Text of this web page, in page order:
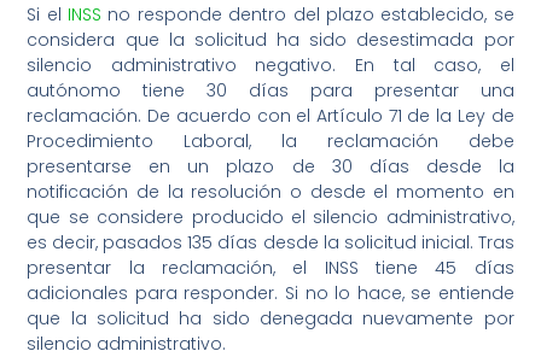
Si el INSS no responde dentro del plazo establecido, se
considera que la solicitud ha sido desestimada por
silencio administrativo negativo. En tal caso, el
autónomo tiene 30 días para presentar una
reclamación. De acuerdo con el Artículo 71 de la Ley de
Procedimiento Laboral, la reclamación debe
presentarse en un plazo de 30 días desde la
notificación de la resolución o desde el momento en
que se considere producido el silencio administrativo,
es decir, pasados 135 días desde la solicitud inicial. Tras
presentar la reclamación, el INSS tiene 45 días
adicionales para responder. Si no lo hace, se entiende
que la solicitud ha sido denegada nuevamente por
silencio administrativo.